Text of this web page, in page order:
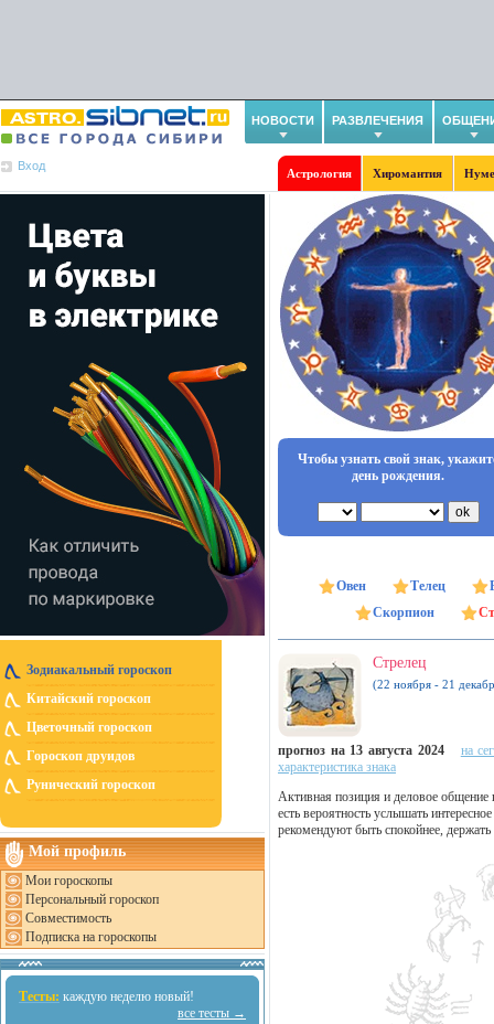
НОВОСТИ РАЗВЛЕЧЕНИЯ
Вход
Астрология Хиромантия
Зодиакальный гороскоп
Китайский гороскоп
Цветочный гороскоп
Гороскоп друидов
Рунический гороскоп
Мой профиль
Мои гороскопы
Персональный гороскоп
Совместимость
Подписка на гороскопы
Тесты: каждую неделю новый!
все тесты →
Чтобы узнать свой знак,
день рождения.
Овен Телец
Скорпион
Стрелец
(22 ноября - 21
прогноз на 13 августа 2024
на
характеристика знака
Активная позиция и деловое
есть вероятность услышать
рекомендуют быть спокойнее,